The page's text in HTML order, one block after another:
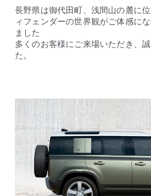
長野県は御代田町、浅間山の麓に
ィフェンダーの世界観がご体感に
ました
多くのお客様にご来場いただき、
た。